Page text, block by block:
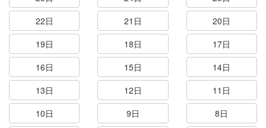
22日
21日
20日
19日
18日
17日
16日
15日
14日
13日
12日
11日
10日
9日
8日